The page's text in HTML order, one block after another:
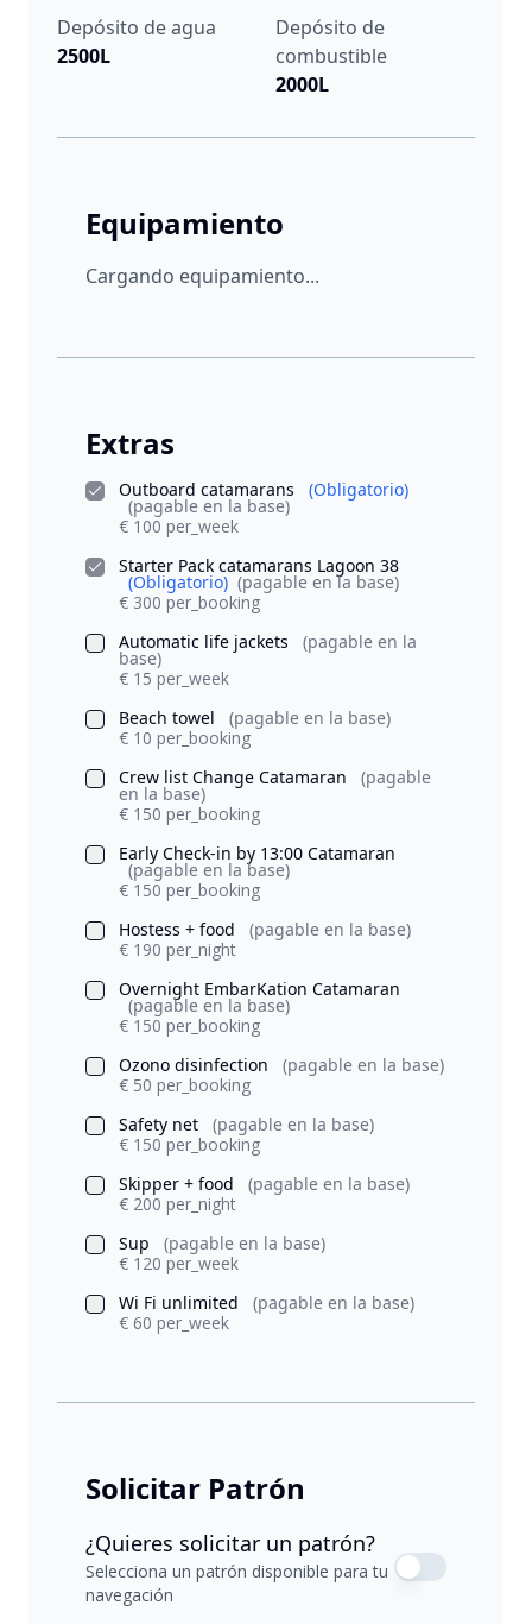
Depósito de agua
2500L
Depósito de
combustible
2000L
Equipamiento
Cargando equipamiento...
Extras
Outboard catamarans (Obligatorio)
(pagable en la base)
€ 100 per_week
Starter Pack catamarans Lagoon 38
(Obligatorio) (pagable en la base)
€ 300 per_booking
Automatic life jackets
(pagable en la
base)
€ 15 per_week
Beach towel
(pagable en la base)
€ 10 per_booking
Crew list Change Catamaran
(pagable
en la base)
€ 150 per_booking
Early Check-in by 13:00 Catamaran
(pagable en la base)
€ 150 per_booking
Hostess + food
(pagable en la base)
€ 190 per_night
Overnight EmbarKation Catamaran
(pagable en la base)
€ 150 per_booking
Ozono disinfection
(pagable en la base)
€ 50 per_booking
Safety net
(pagable en la base)
€ 150 per_booking
Skipper + food
(pagable en la base)
€ 200 per_night
Sup
(pagable en la base)
€ 120 per_week
Wi Fi unlimited
(pagable en la base)
€ 60 per_week
Solicitar Patrón
¿Quieres solicitar un patrón?
Selecciona un patrón disponible para tu
navegación